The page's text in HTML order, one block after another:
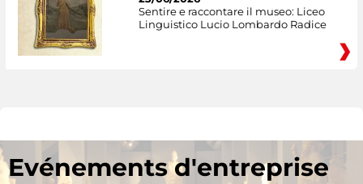
Sentire e raccontare il museo: Liceo
Linguistico Lucio Lombardo Radice
Evénements d'entreprise